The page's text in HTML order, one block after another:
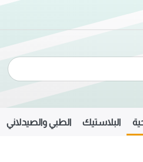
البلاستيك الطبي والصيدلاني